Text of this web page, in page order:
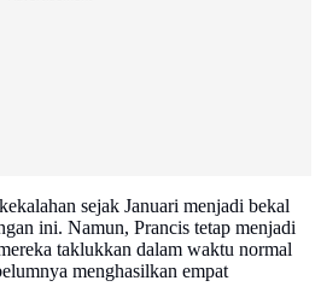
sejak Januari menjadi bekal
ini. Namun, Prancis tetap menjadi
taklukkan dalam waktu normal
menghasilkan empat